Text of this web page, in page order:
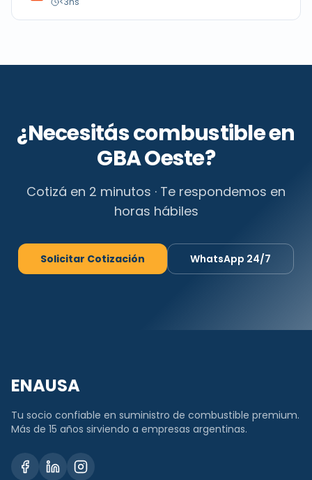
¿Necesitás combustible en
GBA Oeste?
Cotizá en 2 minutos · Te respondemos en
horas hábiles
Solicitar Cotización WhatsApp 24/7
ENAUSA
Tu socio confiable en suministro de combustible premium.
Más de 15 años sirviendo a empresas argentinas.